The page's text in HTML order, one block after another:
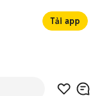
Tải app